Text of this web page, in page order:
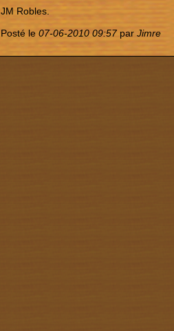
JM Robles.
Posté le 07-06-2010 09:57par Jimre